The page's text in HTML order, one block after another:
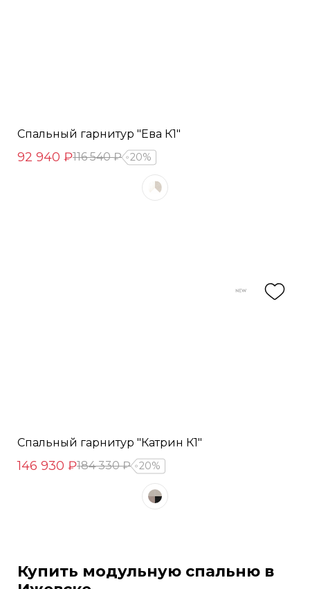
Спальный гарнитур "Ева К1"
92 940 ₽116 540 ₽ 20%
Спальный гарнитур "Катрин К1"
146 930 ₽184 330 ₽ 20%
Купить модульную спальню в